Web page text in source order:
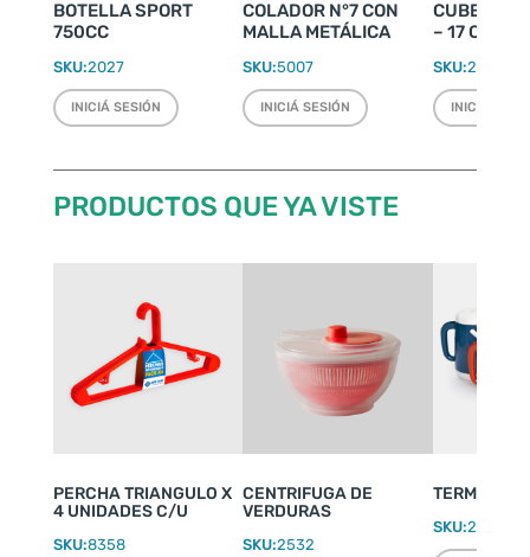
BOTELLA SPORT
750CC
SKU:2027
INICIÁ SESIÓN
COLADOR N°7 CON
MALLA METÁLICA
SKU:5007
INICIÁ SESIÓN
– 17
SKU:2074
INICIÁ
PRODUCTOS QUE YA VISTE
PERCHA TRIANGULO X
4 UNIDADES C/U
SKU:8358
CENTRIFUGA DE
VERDURAS
SKU:2532
TERMO
SKU:2220